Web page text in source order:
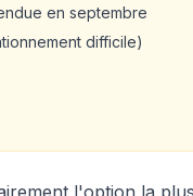
en septembre
difficile)
l'option la